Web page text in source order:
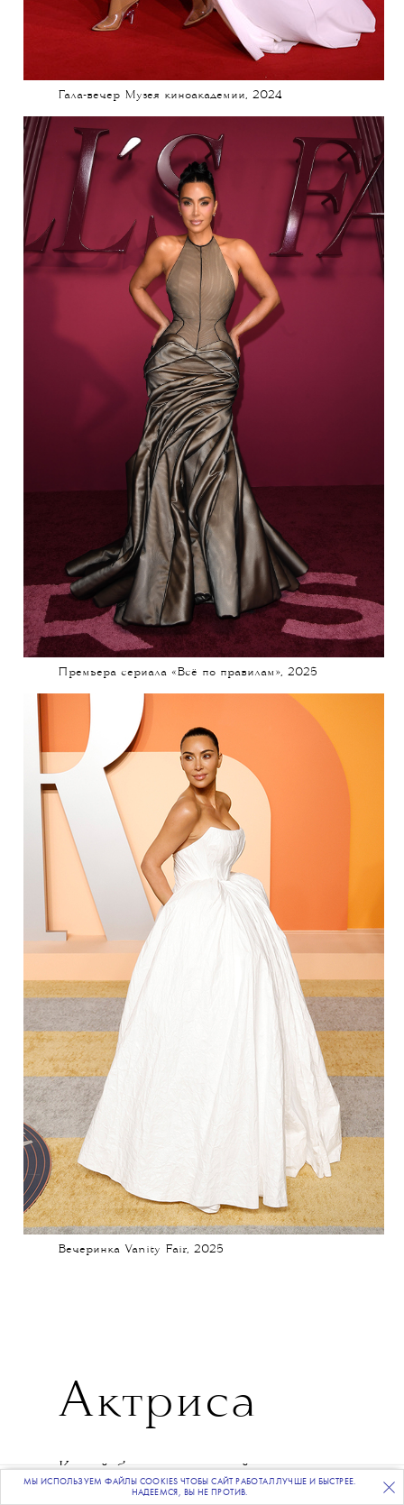
ПОДПИСЫВАЙТЕСЬНА НАШУ ВЕЧЕРНЮЮ РАССЫЛКУ
Гала-вечер Музея киноакадемии, 2024
Премьера сериала «Всё по правилам», 2025
Вечеринка Vanity Fair, 2025
Актриса
Какой бы «постановой»
ни считали бессмертные реалити
МЫ ИСПОЛЬЗУЕМ ФАЙЛЫ COOKIES ЧТОБЫ САЙТ РАБОТАЛ ЛУЧШЕ И БЫСТРЕЕ.
НАДЕЕМСЯ, ВЫ НЕ ПРОТИВ.